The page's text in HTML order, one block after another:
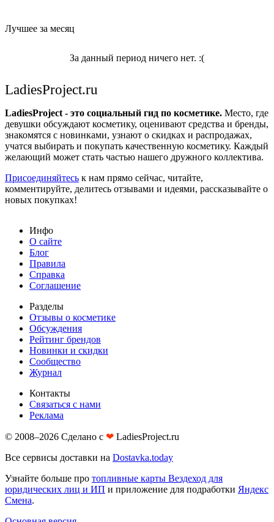
Лучшее за месяц
За данный период ничего нет. :(
LadiesProject.ru
LadiesProject - это социальный гид по косметике. Место, где
девушки обсуждают косметику, оценивают средства и бренды,
знакомятся с новинками, узнают о скидках и распродажах,
учатся выбирать и покупать качественную косметику. Каждый
желающий может стать частью нашего дружного коллектива.
Присоединяйтесь к нам прямо сейчас, читайте,
комментируйте, делитесь отзывами и идеями, рассказывайте о
новых покупках!
Инфо
О сайте
Блог
Правила
Справка
Соглашение
Разделы
Отзывы о косметике
Обсуждения
Рейтинг брендов
Новинки и скидки
Сообщество
Журнал
Контакты
Связаться с нами
Реклама
© 2008–2026 Сделано с ❤︎ LadiesProject.ru
Все сервисы доставки на Dostavka.today
Узнайте больше про топливные карты Вездеход для
юридических лиц и ИП и приложение для подработки Яндекс
Смена.